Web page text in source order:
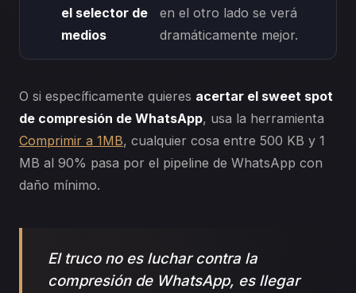
el selector de
medios
en el otro lado se verá
dramáticamente mejor.
O si específicamente quieres acertar el sweet spot
de compresión de WhatsApp, usa la herramienta
Comprimir a 1MB, cualquier cosa entre 500 KB y 1
MB al 90% pasa por el pipeline de WhatsApp con
daño mínimo.
El truco no es luchar contra la
compresión de WhatsApp, es llegar